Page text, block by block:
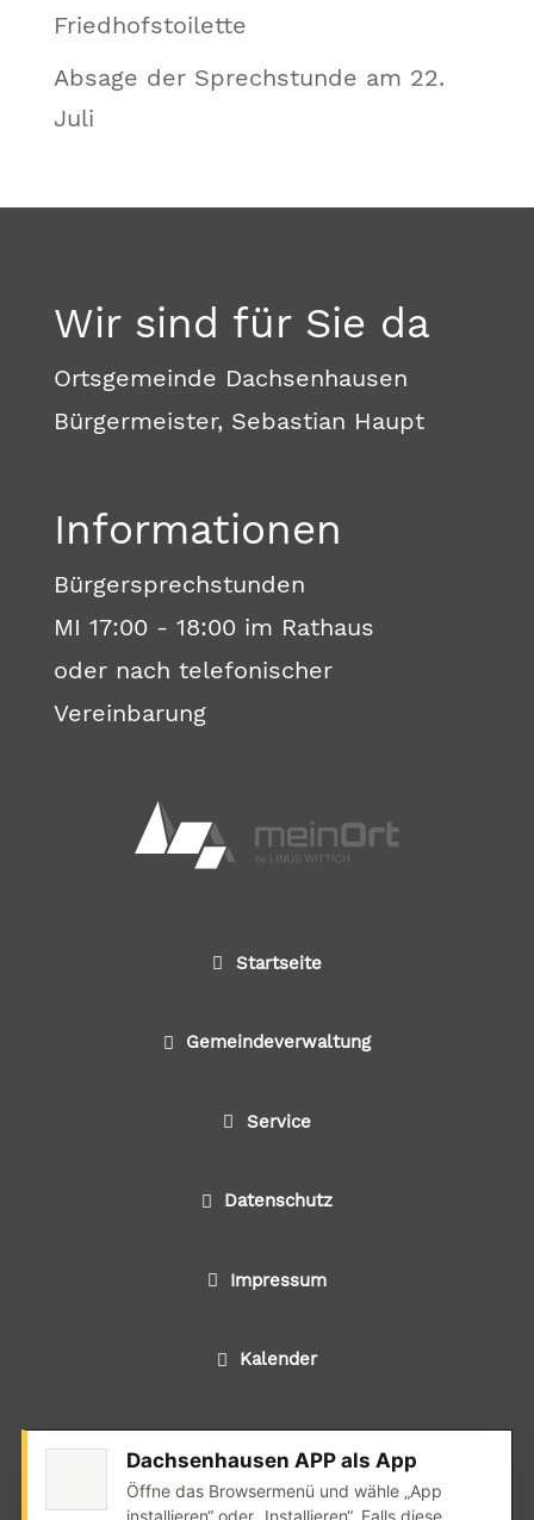
Friedhofstoilette
Absage der Sprechstunde am 22.
Juli
Wir sind für Sie da
Ortsgemeinde Dachsenhausen
Bürgermeister, Sebastian Haupt
Informationen
Bürgersprechstunden
MI 17:00 - 18:00 im Rathaus
oder nach telefonischer
Vereinbarung
Startseite
Gemeindeverwaltung
Service
Datenschutz
Impressum
Kalender
© 2024 Alle Rechte liegen bei der Ortsgemeinde
Dachsenhausen
Dachsenhausen APP als App
Öffne das Browsermenü und wähle „App
installieren“ oder „Installieren“. Falls diese